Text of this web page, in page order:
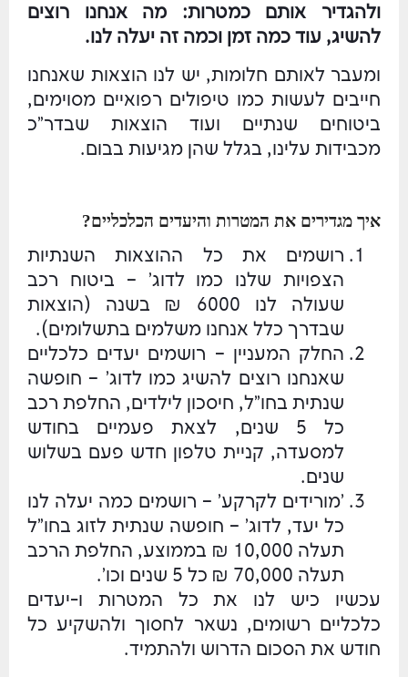
ולהגדיר אותם כמטרות: מה אנחנו רוצים
להשיג, עוד כמה זמן וכמה זה יעלה לנו.
ומעבר לאותם חלומות, יש לנו הוצאות שאנחנו
חייבים לעשות כמו טיפולים רפואיים מסוימים,
ביטוחים שנתיים ועוד הוצאות שבדר"כ
מכבידות עלינו, בגלל שהן מגיעות בבום.
איך מגדירים את המטרות והיעדים הכלכליים?
רושמים את כל ההוצאות השנתיות
הצפויות שלנו כמו לדוג' – ביטוח רכב
שעולה לנו 6000 ₪ בשנה (הוצאות
שבדרך כלל אנחנו משלמים בתשלומים).
החלק המעניין – רושמים יעדים כלכליים
שאנחנו רוצים להשיג כמו לדוג' – חופשה
שנתית בחו"ל, חיסכון לילדים, החלפת רכב
כל 5 שנים, לצאת פעמיים בחודש
למסעדה, קניית טלפון חדש פעם בשלוש
שנים.
'מורידים לקרקע' – רושמים כמה יעלה לנו
כל יעד, לדוג' – חופשה שנתית לזוג בחו"ל
תעלה 10,000 ₪ בממוצע, החלפת הרכב
תעלה 70,000 ₪ כל 5 שנים וכו'.
עכשיו כיש לנו את כל המטרות ו-יעדים
כלכליים רשומים, נשאר לחסוך ולהשקיע כל
חודש את הסכום הדרוש ולהתמיד.